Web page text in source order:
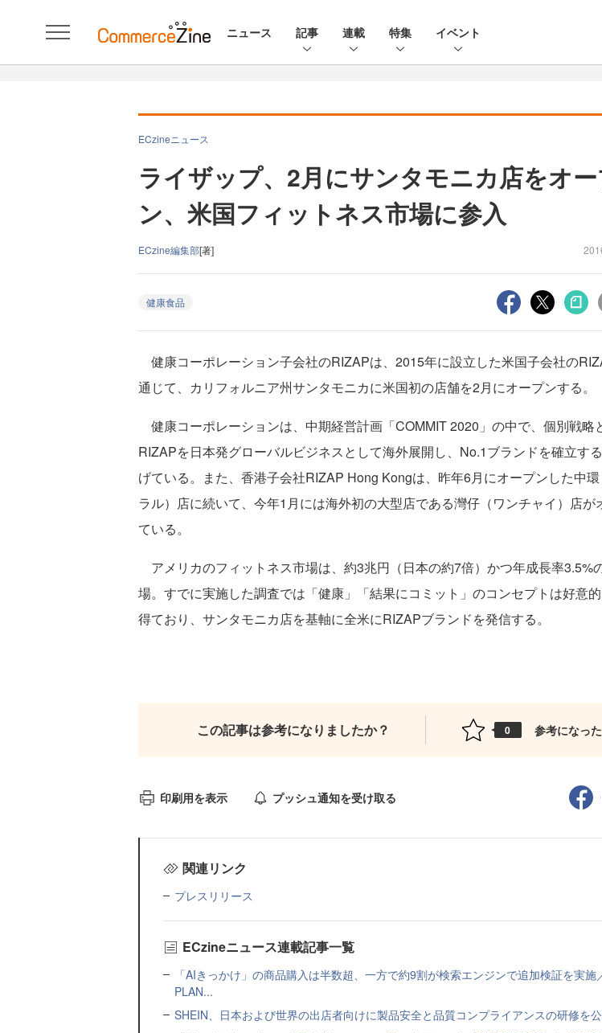
ニュース 記事 連載 特集 イベント
ECzineニュース
ライザップ、2月にサンタモニカ店をオ
ン、米国フィットネス市場に参入
ECzine編集部[著]
健康食品
健康コーポレーション子会社のRIZAPは、2015年に設立した米国子会社の
通じて、カリフォルニア州サンタモニカに米国初の店舗を2月にオープンする。
健康コーポレーションは、中期経営計画「COMMIT 2020」の中で、個別戦略
RIZAPを日本発グローバルビジネスとして海外展開し、No.1ブランドを確立す
げている。また、香港子会社RIZAP Hong Kongは、昨年6月にオープンした中環
ラル）店に続いて、今年1月には海外初の大型店である灣仔（ワンチャイ）店が
ている。
アメリカのフィットネス市場は、約3兆円（日本の約7倍）かつ年成長率3.5%
場。すでに実施した調査では「健康」「結果にコミット」のコンセプトは好意
得ており、サンタモニカ店を基軸に全米にRIZAPブランドを発信する。
この記事は参考になりましたか？ 0 参考になった
印刷用を表示 プッシュ通知を受け取る
関連リンク
プレスリリース
ECzineニュース連載記事一覧
「AIきっかけ」の商品購入は半数超、一方で約9割が検索エンジンで追加検証を実施
PLAN...
SHEIN、日本および世界の出店者向けに製品安全と品質コンプライアンスの研修を